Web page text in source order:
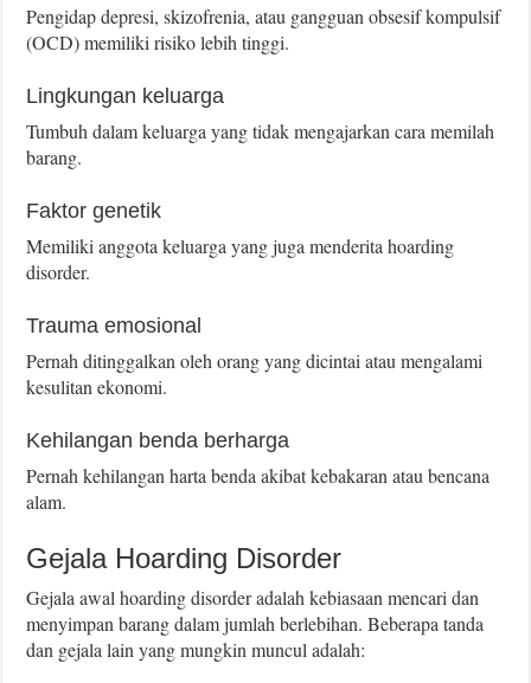
Pengidap depresi, skizofrenia, atau gangguan obsesif kompulsif
(OCD) memiliki risiko lebih tinggi.
Lingkungan keluarga
Tumbuh dalam keluarga yang tidak mengajarkan cara memilah
barang.
Faktor genetik
Memiliki anggota keluarga yang juga menderita hoarding
disorder.
Trauma emosional
Pernah ditinggalkan oleh orang yang dicintai atau mengalami
kesulitan ekonomi.
Kehilangan benda berharga
Pernah kehilangan harta benda akibat kebakaran atau bencana
alam.
Gejala Hoarding Disorder
Gejala awal hoarding disorder adalah kebiasaan mencari dan
menyimpan barang dalam jumlah berlebihan. Beberapa tanda
dan gejala lain yang mungkin muncul adalah: